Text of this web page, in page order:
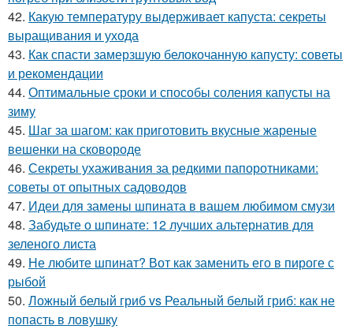
42. Какую температуру выдерживает капуста: секреты
выращивания и ухода
43. Как спасти замерзшую белокочанную капусту: советы
и рекомендации
44. Оптимальные сроки и способы соления капусты на
зиму
45. Шаг за шагом: как приготовить вкусные жареные
вешенки на сковороде
46. Секреты ухаживания за редкими папоротниками:
советы от опытных садоводов
47. Идеи для замены шпината в вашем любимом смузи
48. Забудьте о шпинате: 12 лучших альтернатив для
зеленого листа
49. Не любите шпинат? Вот как заменить его в пироге с
рыбой
50. Ложный белый гриб vs Реальный белый гриб: как не
попасть в ловушку